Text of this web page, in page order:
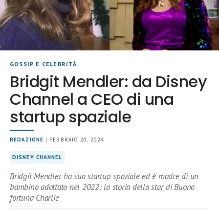
GOSSIP E CELEBRITÀ
Bridgit Mendler: da Disney
Channel a CEO di una
startup spaziale
REDAZIONE | FEBBRAIO 20, 2024
DISNEY CHANNEL
Bridgit Mendler ha sua startup spaziale ed è madre di un
bambino adottato nel 2022: la storia della star di Buona
fortuna Charlie